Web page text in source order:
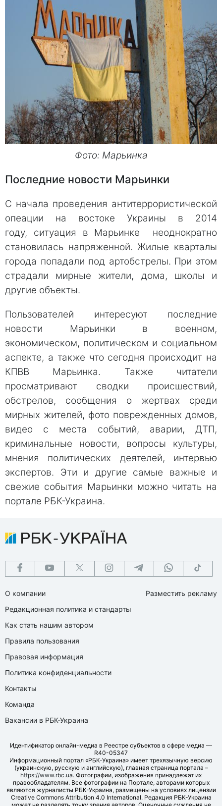
Фото: Марьинка
Последние новости Марьинки
С начала проведения антитеррористической
опеации на востоке Украины в 2014
году, ситуация в Марьинке неоднократно
становилась напряженной. Жилые кварталы
города попадали под артобстрелы. При этом
страдали мирные жители, дома, школы и
другие объекты.
Пользователей интересуют последние
новости Марьинки в военном,
экономическом, политическом и социальном
аспекте, а также что сегодня происходит на
КПВВ Марьинка. Также читатели
просматривают сводки происшествий,
обстрелов, сообщения о жертвах среди
мирных жителей, фото поврежденных домов,
видео с места событий, аварии, ДТП,
криминальные новости, вопросы культуры,
мнения политических деятелей, интервью
экспертов. Эти и другие самые важные и
свежие события Марьинки можно читать на
портале РБК-Украина.
О компании
Редакционная политика и стандарты
Как стать нашим автором
Правила пользования
Правовая информация
Политика конфиденциальности
Контакты
Команда
Вакансии в РБК-Украина
Разместить рекламу
Идентификатор онлайн-медиа в Реестре субъектов в сфере медиа —
R40-05347
Информационный портал «РБК-Украина» имеет трехязычную версию
(украинскую, русскую и английскую), главная страница портала –
https://www.rbc.ua. Фотографии, изображения принадлежат их
правообладателям. Все фотографии на Портале, авторами которых
являются журналисты РБК-Украина, размещены на условиях лицензии
Creative Commons Attribution 4.0 International. Редакция РБК-Украина